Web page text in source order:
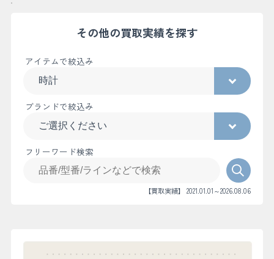
その他の買取実績を探す
アイテムで絞込み
ブランドで絞込み
フリーワード検索
【買取実績】 2021.01.01～2026.08.06